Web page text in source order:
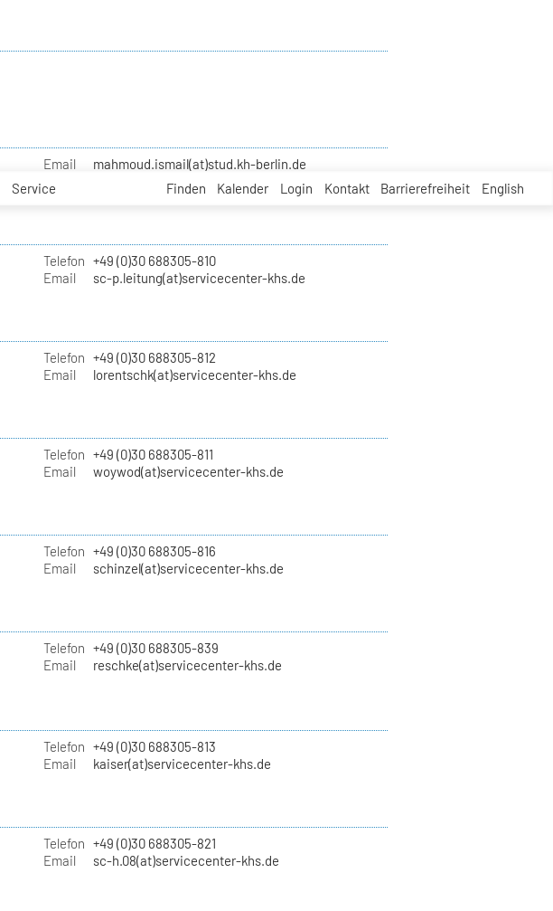
Service Finden Kalender Login Kontakt Barrierefreiheit English
Email mahmoud.ismail(at)stud.kh-berlin.de
Telefon +49 (0)30 688305-810
Email
sc-p.leitung(at)servicecenter-khs.de
Telefon +49 (0)30 688305-812
Email
lorentschk(at)servicecenter-khs.de
Telefon +49 (0)30 688305-811
Email
woywod(at)servicecenter-khs.de
Telefon +49 (0)30 688305-816
Email
schinzel(at)servicecenter-khs.de
Telefon +49 (0)30 688305-839
Email
reschke(at)servicecenter-khs.de
Telefon +49 (0)30 688305-813
Email
kaiser(at)servicecenter-khs.de
Telefon +49 (0)30 688305-821
Email
sc-h.08(at)servicecenter-khs.de